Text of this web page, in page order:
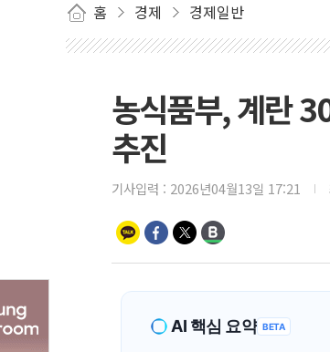
홈 경제 경제일반
농식품부, 계란
추진
기사입력 : 2026년04월13일 17:21
AI 핵심 요약 BETA